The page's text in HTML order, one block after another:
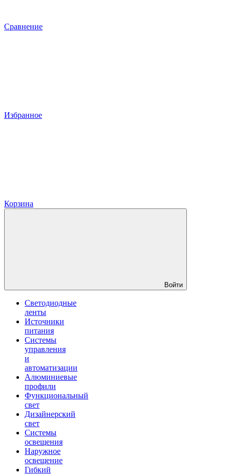
Сравнение
Избранное
Корзина
Войти
Светодиодные
ленты
Источники
питания
Системы
управления
и
автоматизации
Алюминиевые
профили
Функциональный
свет
Дизайнерский
свет
Системы
освещения
Наружное
освещение
Гибкий